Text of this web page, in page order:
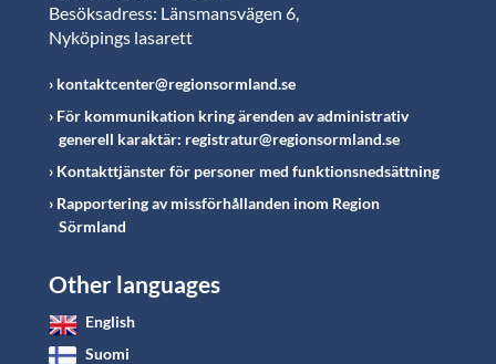
Besöksadress: Länsmansvägen 6,
Nyköpings lasarett
kontaktcenter@regionsormland.se
För kommunikation kring ärenden av administrativ
generell karaktär: registratur@regionsormland.se
Kontakttjänster för personer med funktionsnedsättning
Rapportering av missförhållanden inom Region
Sörmland
Other languages
English
Suomi